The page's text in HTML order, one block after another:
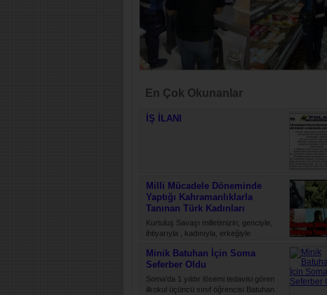
En Çok Okunanlar
İŞ İLANI
Milli Mücadele Döneminde
Yaptığı Kahramanlıklarla
Tanınan Türk Kadınları
Kurtuluş Savaşı milletimizin; genciyle,
ihtiyarıyla , kadınıyla, erkeğiyle
kalım mücadelesidir. Bu savaş, daima
hür…
Minik Batuhan İçin Soma
Seferber Oldu
Soma’da 1 yıldır lösemi tedavisi gören
ilkokul üçüncü sınıf öğrencisi Batuhan